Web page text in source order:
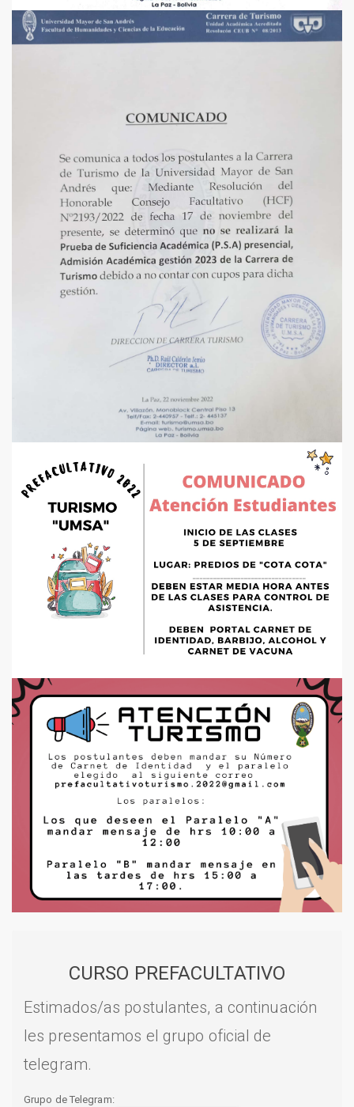
CURSO PREFACULTATIVO
Estimados/as postulantes, a continuación
les presentamos el grupo oficial de
telegram.
Grupo de Telegram: